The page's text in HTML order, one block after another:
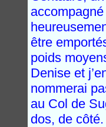
être
poids
Denise et
nommerai
au Col de
dos, de